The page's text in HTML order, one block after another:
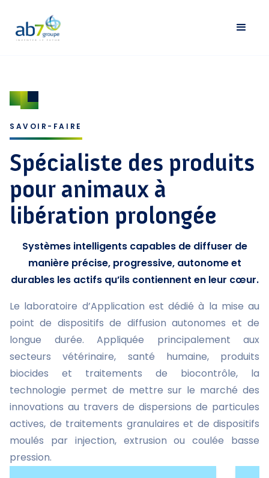
SAVOIR-FAIRE
Spécialiste des produits
pour animaux à
libération prolongée
Systèmes intelligents capables de diffuser de
manière précise, progressive, autonome et
durables les actifs qu’ils contiennent en leur cœur.
Le laboratoire d’Application est dédié à la mise au
point de dispositifs de diffusion autonomes et de
longue durée. Appliquée principalement aux
secteurs vétérinaire, santé humaine, produits
biocides et traitements de biocontrôle, la
technologie permet de mettre sur le marché des
innovations au travers de dispersions de particules
actives, de traitements granulaires et de dispositifs
moulés par injection, extrusion ou coulée basse
pression.